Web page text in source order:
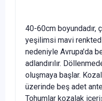
40-60cm boyundadır,
yeşilimsi mavi
nedeniyle Avrupa'da
adlandırılır.
oluşmaya başlar.
üzerinde beş adet
Tohumlar kozalak